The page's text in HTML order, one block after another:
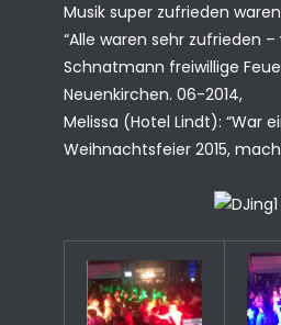
Musik super zufrieden
“Alle waren sehr zufrieden
Schnatmann freiwillige
Neuenkirchen. 06-2014,
Melissa (Hotel Lindt): “War
Weihnachtsfeier 2015,